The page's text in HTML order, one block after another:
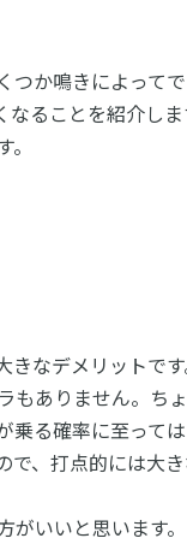
つか鳴きによって
ることを紹介しま
なデメリットです
もありません。ち
乗る確率に至って
で、打点的には大
がいいと思います